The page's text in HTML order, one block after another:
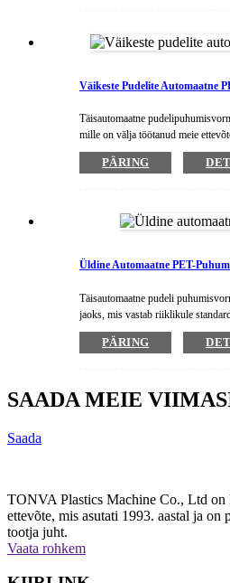
Kõrgsurvegaasi
rõhu liikumiseks.6.HMI koos
Väikeste Pudelite Automaatne
Täisautomaatne
mille on välja töötanud meie
tehnoloogiaga. Sellel masinal on
intelligentsusaste, stabiilne ja
tervishoiustandarditega.
kosmeetikas, ravimikonteinerites
PÄRING
Üldine Automaatne PET-
Täisautomaatne pudeli
jaoks, mis vastab riiklikule
intelligentsus, stabiilne funktsioon,
energiakulu ja tootmise ajal ei
PÄRING
SAADA MEIE
Saada
TONVA Plastics Machine Co., Ltd on
ettevõte, mis asutati 1993. aastal ja on
tootja juht.
Vaata rohkem